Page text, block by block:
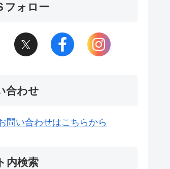
フォロー
合わせ
問い合わせはこちらから
内検索